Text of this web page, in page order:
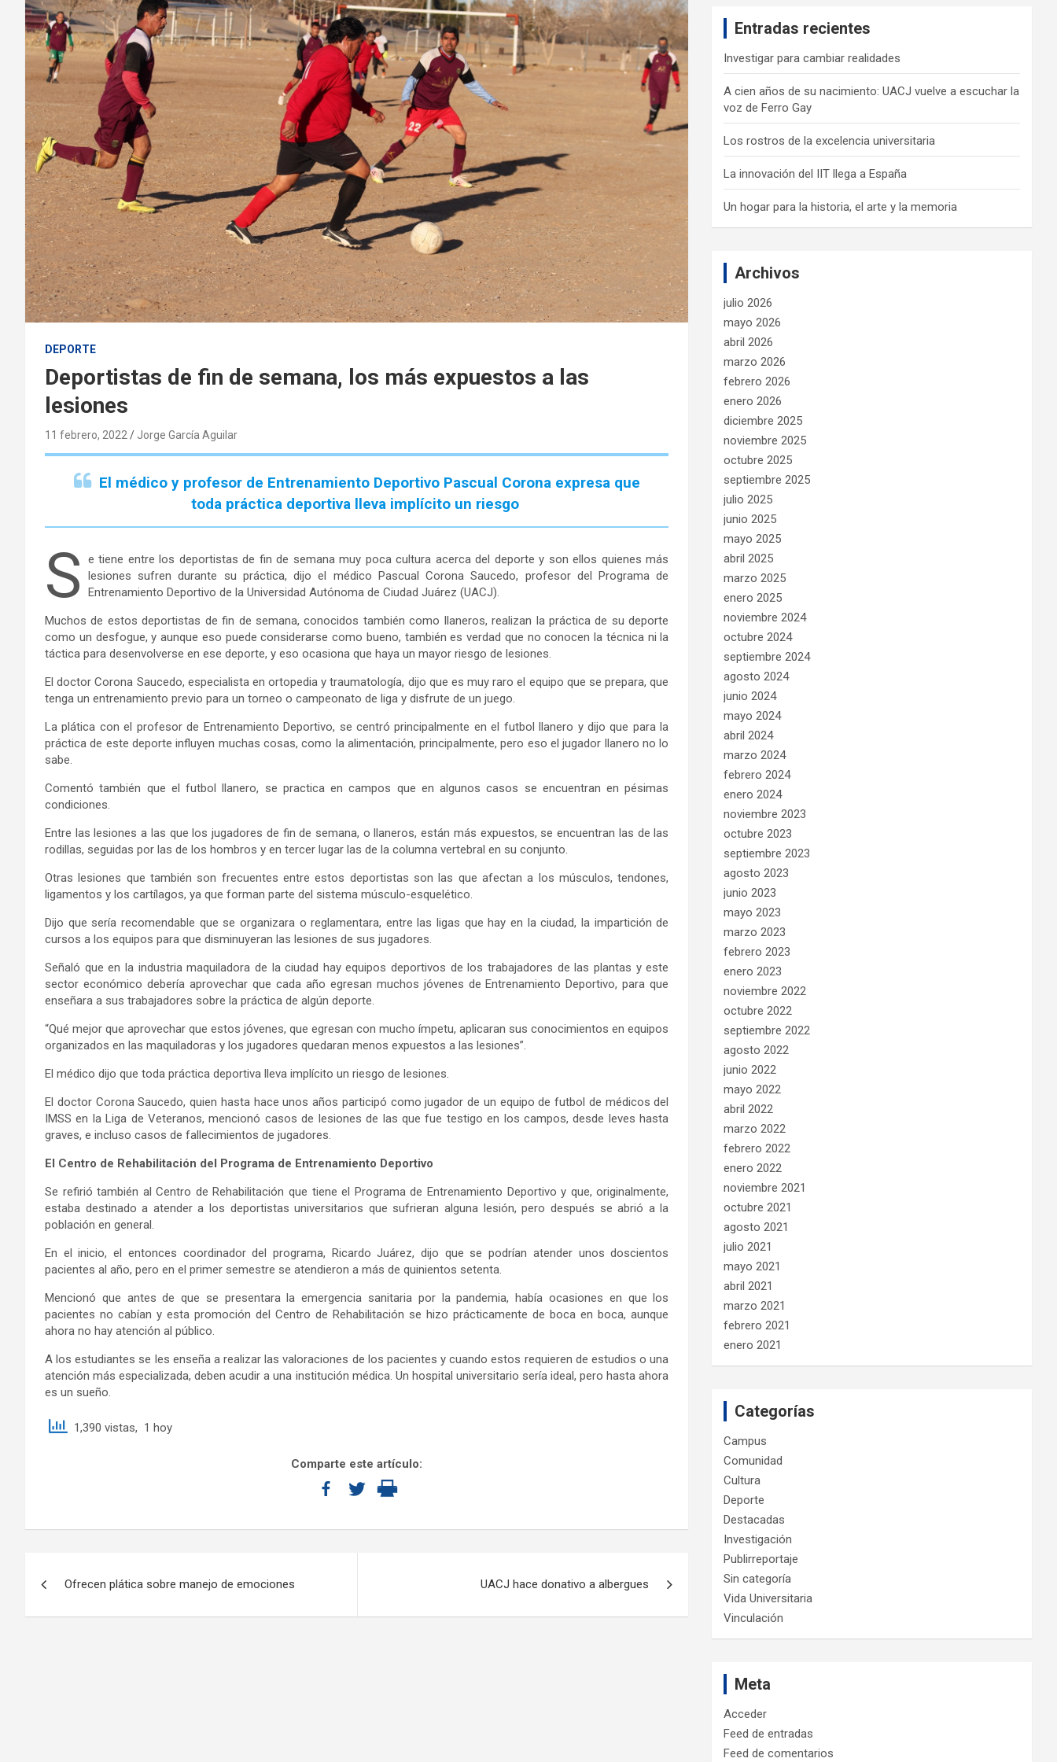
DEPORTE
Deportistas de fin de semana, los más expuestos a las
lesiones
11 febrero, 2022 Jorge García Aguilar
El médico y profesor de Entrenamiento Deportivo Pascual Corona expresa que
toda práctica deportiva lleva implícito un riesgo
S
e tiene entre los deportistas de fin de semana muy poca cultura acerca del deporte y son ellos quienes más
lesiones sufren durante su práctica, dijo el médico Pascual Corona Saucedo, profesor del Programa de
Entrenamiento Deportivo de la Universidad Autónoma de Ciudad Juárez (UACJ).
Muchos de estos deportistas de fin de semana, conocidos también como llaneros, realizan la práctica de su deporte
como un desfogue, y aunque eso puede considerarse como bueno, también es verdad que no conocen la técnica ni la
táctica para desenvolverse en ese deporte, y eso ocasiona que haya un mayor riesgo de lesiones.
El doctor Corona Saucedo, especialista en ortopedia y traumatología, dijo que es muy raro el equipo que se prepara, que
tenga un entrenamiento previo para un torneo o campeonato de liga y disfrute de un juego.
La plática con el profesor de Entrenamiento Deportivo, se centró principalmente en el futbol llanero y dijo que para la
práctica de este deporte influyen muchas cosas, como la alimentación, principalmente, pero eso el jugador llanero no lo
sabe.
Comentó también que el futbol llanero, se practica en campos que en algunos casos se encuentran en pésimas
condiciones.
Entre las lesiones a las que los jugadores de fin de semana, o llaneros, están más expuestos, se encuentran las de las
rodillas, seguidas por las de los hombros y en tercer lugar las de la columna vertebral en su conjunto.
Otras lesiones que también son frecuentes entre estos deportistas son las que afectan a los músculos, tendones,
ligamentos y los cartílagos, ya que forman parte del sistema músculo-esquelético.
Dijo que sería recomendable que se organizara o reglamentara, entre las ligas que hay en la ciudad, la impartición de
cursos a los equipos para que disminuyeran las lesiones de sus jugadores.
Señaló que en la industria maquiladora de la ciudad hay equipos deportivos de los trabajadores de las plantas y este
sector económico debería aprovechar que cada año egresan muchos jóvenes de Entrenamiento Deportivo, para que
enseñara a sus trabajadores sobre la práctica de algún deporte.
“Qué mejor que aprovechar que estos jóvenes, que egresan con mucho ímpetu, aplicaran sus conocimientos en equipos
organizados en las maquiladoras y los jugadores quedaran menos expuestos a las lesiones”.
El médico dijo que toda práctica deportiva lleva implícito un riesgo de lesiones.
El doctor Corona Saucedo, quien hasta hace unos años participó como jugador de un equipo de futbol de médicos del
IMSS en la Liga de Veteranos, mencionó casos de lesiones de las que fue testigo en los campos, desde leves hasta
graves, e incluso casos de fallecimientos de jugadores.
El Centro de Rehabilitación del Programa de Entrenamiento Deportivo
Se refirió también al Centro de Rehabilitación que tiene el Programa de Entrenamiento Deportivo y que, originalmente,
estaba destinado a atender a los deportistas universitarios que sufrieran alguna lesión, pero después se abrió a la
población en general.
En el inicio, el entonces coordinador del programa, Ricardo Juárez, dijo que se podrían atender unos doscientos
pacientes al año, pero en el primer semestre se atendieron a más de quinientos setenta.
Mencionó que antes de que se presentara la emergencia sanitaria por la pandemia, había ocasiones en que los
pacientes no cabían y esta promoción del Centro de Rehabilitación se hizo prácticamente de boca en boca, aunque
ahora no hay atención al público.
A los estudiantes se les enseña a realizar las valoraciones de los pacientes y cuando estos requieren de estudios o una
atención más especializada, deben acudir a una institución médica. Un hospital universitario sería ideal, pero hasta ahora
es un sueño.
1,390 vistas, 1 hoy
Comparte este artículo:
Ofrecen plática sobre manejo de emociones UACJ hace donativo a albergues
Entradas recientes
Investigar para cambiar realidades
A cien años de su nacimiento: UACJ vuelve a escuchar la
voz de Ferro Gay
Los rostros de la excelencia universitaria
La innovación del IIT llega a España
Un hogar para la historia, el arte y la memoria
Archivos
julio 2026
mayo 2026
abril 2026
marzo 2026
febrero 2026
enero 2026
diciembre 2025
noviembre 2025
octubre 2025
septiembre 2025
julio 2025
junio 2025
mayo 2025
abril 2025
marzo 2025
enero 2025
noviembre 2024
octubre 2024
septiembre 2024
agosto 2024
junio 2024
mayo 2024
abril 2024
marzo 2024
febrero 2024
enero 2024
noviembre 2023
octubre 2023
septiembre 2023
agosto 2023
junio 2023
mayo 2023
marzo 2023
febrero 2023
enero 2023
noviembre 2022
octubre 2022
septiembre 2022
agosto 2022
junio 2022
mayo 2022
abril 2022
marzo 2022
febrero 2022
enero 2022
noviembre 2021
octubre 2021
agosto 2021
julio 2021
mayo 2021
abril 2021
marzo 2021
febrero 2021
enero 2021
Categorías
Campus
Comunidad
Cultura
Deporte
Destacadas
Investigación
Publirreportaje
Sin categoría
Vida Universitaria
Vinculación
Meta
Acceder
Feed de entradas
Feed de comentarios